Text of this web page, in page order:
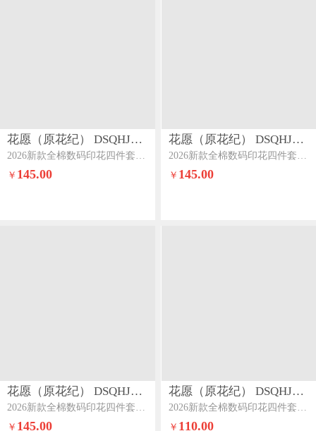
花愿（原花纪） DSQHJ909
2026新款全棉数码印花四件套-蒂娜蒂娜-落樱粉
￥ 145.00
花愿（原花纪） DSQHJ909
2026新款全棉数码印花四件套-蒂娜蒂娜-晴空兰
￥ 145.00
花愿（原花纪） DSQHJ909
2026新款全棉数码印花四件套-蒂娜蒂娜-豆蔻紫
￥ 145.00
花愿（原花纪） DSQHJ909
2026新款全棉数码印花四件套-蒂娜蒂娜-奶昔白
￥ 110.00